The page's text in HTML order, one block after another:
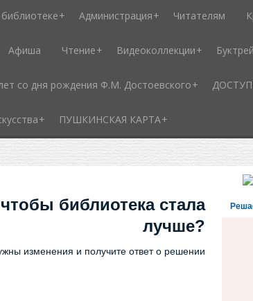
Администрация Читателям
Афиша Чтение Видеоколлекции
со дня рождения Ф.М. Достоевского
ПУШКИНСКАЯ КАРТА
библиотека стала
лучше?
изменения и получите ответ о решении